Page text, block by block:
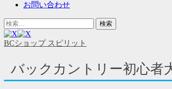
お問い合わせ
ヘ
ッ
ダ
イ
ド
検
索
対
BCショップ スピリット
バックカントリー初心者